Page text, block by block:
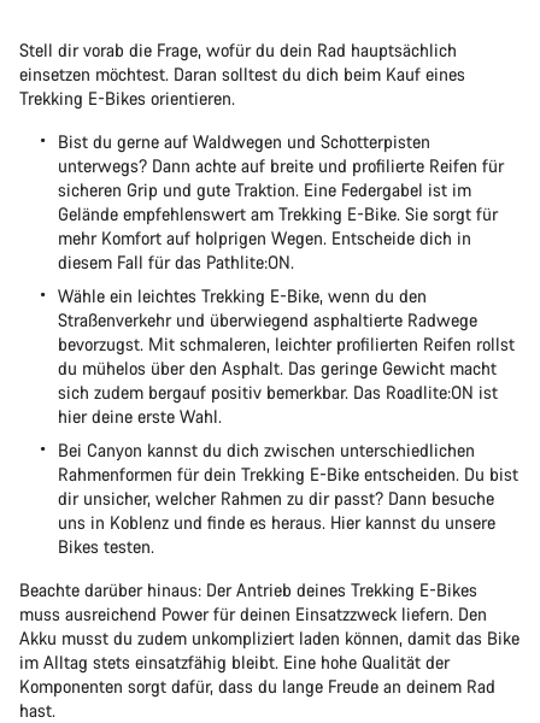
Stell dir vorab die Frage, wofür du dein Rad hauptsächlich
einsetzen möchtest. Daran solltest du dich beim Kauf eines
Trekking E-Bikes orientieren.
Bist du gerne auf Waldwegen und Schotterpisten
unterwegs? Dann achte auf breite und profilierte Reifen für
sicheren Grip und gute Traktion. Eine Federgabel ist im
Gelände empfehlenswert am Trekking E-Bike. Sie sorgt für
mehr Komfort auf holprigen Wegen. Entscheide dich in
diesem Fall für das Pathlite:ON.
Wähle ein leichtes Trekking E-Bike, wenn du den
Straßenverkehr und überwiegend asphaltierte Radwege
bevorzugst. Mit schmaleren, leichter profilierten Reifen rollst
du mühelos über den Asphalt. Das geringe Gewicht macht
sich zudem bergauf positiv bemerkbar. Das Roadlite:ON ist
hier deine erste Wahl.
Bei Canyon kannst du dich zwischen unterschiedlichen
Rahmenformen für dein Trekking E-Bike entscheiden. Du bist
dir unsicher, welcher Rahmen zu dir passt? Dann besuche
uns in Koblenz und finde es heraus. Hier kannst du unsere
Bikes testen.
Beachte darüber hinaus: Der Antrieb deines Trekking E-Bikes
muss ausreichend Power für deinen Einsatzzweck liefern. Den
Akku musst du zudem unkompliziert laden können, damit das Bike
im Alltag stets einsatzfähig bleibt. Eine hohe Qualität der
Komponenten sorgt dafür, dass du lange Freude an deinem Rad
hast.